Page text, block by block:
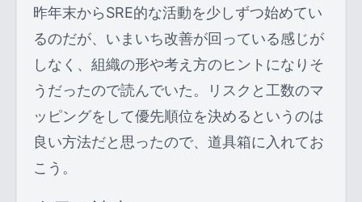
昨年末からSRE的な活動を少しずつ始めてい
るのだが、いまいち改善が回っている感じが
しなく、組織の形や考え方のヒントになりそ
うだったので読んでいた。リスクと工数のマ
ッピングをして優先順位を決めるというのは
良い方法だと思ったので、道具箱に入れてお
こう。